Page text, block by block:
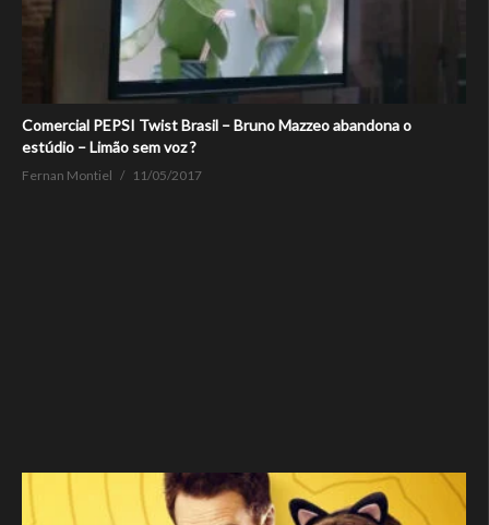
Comercial PEPSI Twist Brasil – Bruno Mazzeo abandona o
estúdio – Limão sem voz ?
Fernan Montiel 11/05/2017